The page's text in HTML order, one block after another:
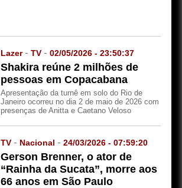
Lazer-TV -02/05/2026 - 23:50:37
Shakira reúne 2 milhões de
pessoas em Copacabana
Apresentação da turnê em solo do Rio de
Janeiro ocorreu no dia 2 de maio de 2026 com
presenças de Anitta e Caetano Veloso
TV - Nacional -24/03/2026 - 07:59:20
Gerson Brenner, o ator de
“Rainha da Sucata”, morre aos
66 anos em São Paulo